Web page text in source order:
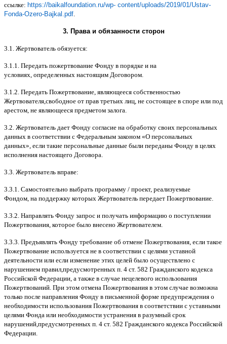
ссылке: https://baikalfoundation.ru/wp- content/uploads/2019/01/Ustav-
Fonda-Ozero-Bajkal.pdf
3. Права и обязанности сторон
3.1. Жертвователь обязуется:
3.1.1. Передать пожертвование Фонду в порядке и на
условиях определенных настоящим Договором
3.1.2. Передать Пожертвование являющееся собственностью
Жертвователя свободное от прав третьих лиц не состоящее в споре или под
арестом не являющееся предметом залога
3.2. Жертвователь дает Фонду согласие на обработку своих персональных
данных в соответствии с Федеральным законом «О персональных
данных», если такие персональные данные были переданы Фонду в целях
исполнения настоящего Договора
3.3. Жертвователь вправе:
3.3.1. Самостоятельно выбрать программу / проект, реализуемые
Фондом на поддержку которых Жертвователь передает Пожертвование
3.3.2. Направлять Фонду запрос и получать информацию о поступлении
Пожертвования которое было внесено Жертвователем
3.3.3. Предъявлять Фонду требование об отмене Пожертвования если такое
Пожертвование используется не в соответствии с целями уставной
деятельности или если изменение этих целей было осуществлено с
нарушением правил предусмотренных п . 4 ст. 582 Гражданского кодекса
Российской Федерации а также в случае нецелевого использования
Пожертвований При этом отмена Пожертвования в этом случае возможна
только после направления Фонду в письменной форме предупреждения о
необходимости использования Пожертвования в соответствии с уставными
целями Фонда или необходимости устранения в разумный срок
нарушений предусмотренных п . 4 ст. 582 Гражданского кодекса Российской
Федерации